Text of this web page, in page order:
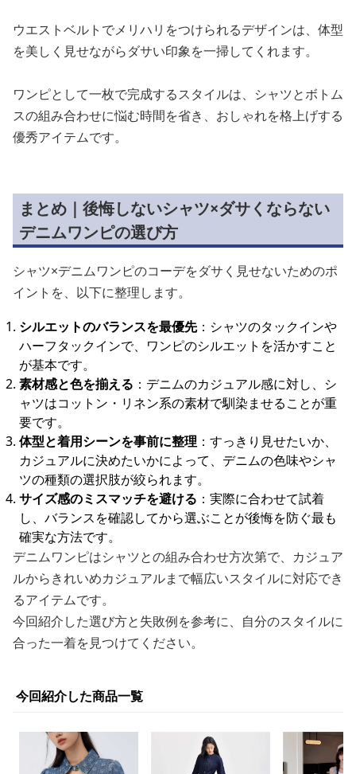
ウエストベルトでメリハリをつけられるデザインは、体型
を美しく見せながらダサい印象を一掃してくれます。
ワンピとして一枚で完成するスタイルは、シャツとボトム
スの組み合わせに悩む時間を省き、おしゃれを格上げする
優秀アイテムです。
まとめ｜後悔しないシャツ×ダサくならない
デニムワンピの選び方
シャツ×デニムワンピのコーデをダサく見せないためのポ
イントを、以下に整理します。
シルエットのバランスを最優先：シャツのタックインや
ハーフタックインで、ワンピのシルエットを活かすこと
が基本です。
素材感と色を揃える ：デニムのカジュアル感に対し、シ
ャツはコットン・リネン系の素材で馴染ませることが重
要です。
体型と着用シーンを事前に整理 ：すっきり見せたいか、
カジュアルに決めたいかによって、デニムの色味やシャ
ツの種類の選択肢が絞られます。
サイズ感のミスマッチを避ける ：実際に合わせて試着
し、バランスを確認してから選ぶことが後悔を防ぐ最も
確実な方法です。
デニムワンピはシャツとの組み合わせ方次第で、カジュア
ルからきれいめカジュアルまで幅広いスタイルに対応でき
るアイテムです。
今回紹介した選び方と失敗例を参考に、自分のスタイルに
合った一着を見つけてください。
今回紹介した商品一覧